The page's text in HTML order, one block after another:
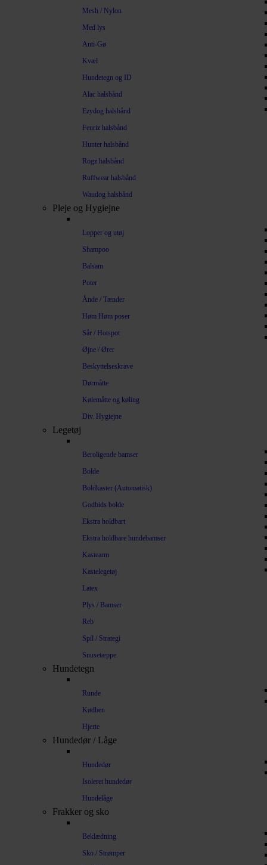
Mesh / Nylon
Med lys
Anti-Gø
Kvæl
Hundetegn og ID
Alac halsbånd
Ezydog halsbånd
Fenriz halsbånd
Hunter halsbånd
Rogz halsbånd
Ruffwear halsbånd
Waudog halsbånd
Pleje og Hygiejne
Lopper og utøj
Shampoo
Balsam
Poter
Ånde / Tænder
Høm Høm poser
Sår / Hotspot
Øjne / Ører
Beskyttelseskrave
Dørmåtte
Kølemåtte og køling
Div. Hygiejne
Legetøj
Beroligende bamser
Bolde
Boldkaster (Automatisk)
Godbids bolde
Ekstra holdbart
Ekstra holdbare hundebamser
Kastearm
Kastelegetøj
Latex
Plys / Bamser
Reb
Spil / Strategi
Snusetæppe
Hundetegn
Runde
Kødben
Hjerte
Hundedør / Låge
Hundedør
Isoleret hundedør
Hundelåge
Frakker og sko
Beklædning
Sko / Strømper